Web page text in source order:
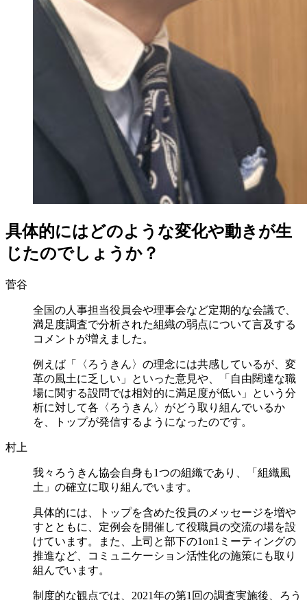
具体的にはどのような変化や動きが生
じたのでしょうか？
菅谷
全国の人事担当役員会や理事会など定期的な会議で、
満足度調査で分析された組織の弱点について言及する
コメントが増えました。
例えば「〈ろうきん〉の理念には共感しているが、変
革の風土に乏しい」といった意見や、「自由闊達な職
場に関する設問では相対的に満足度が低い」という分
析に対して各〈ろうきん〉がどう取り組んでいるか
を、トップが発信するようになったのです。
村上
我々ろうきん協会自身も1つの組織であり、「組織風
土」の確立に取り組んでいます。
具体的には、トップを含めた役員のメッセージを増や
すとともに、定例会を開催して役職員の交流の場を設
けています。また、上司と部下の1on1ミーティングの
推進など、コミュニケーション活性化の施策にも取り
組んでいます。
制度的な観点では、2021年の第1回の調査実施後、ろう